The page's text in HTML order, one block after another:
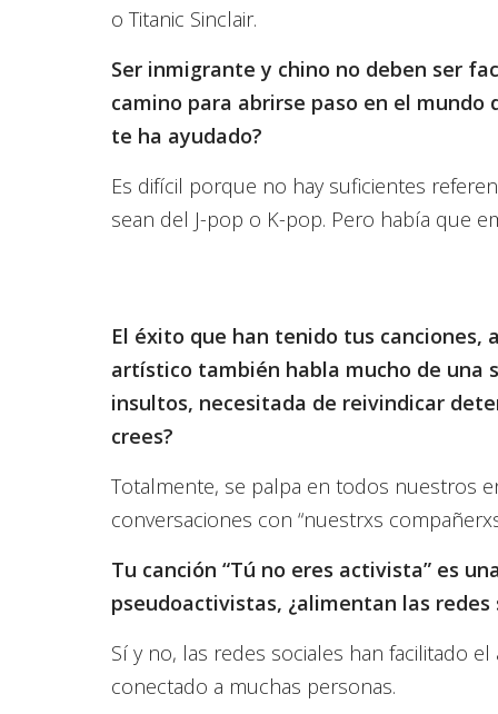
o Titanic Sinclair.
Ser inmigrante y chino no deben ser
camino para abrirse paso en el mundo
te ha ayudado?
Es difícil porque no hay suficientes
sean del J-pop o K-pop. Pero había que
El éxito que han tenido tus canciones,
artístico también habla mucho de una
insultos, necesitada de reivindicar
crees?
Totalmente, se palpa en todos nuestros
conversaciones con “nuestrxs
Tu canción “Tú no eres activista” es
pseudoactivistas, ¿alimentan las
Sí y no, las redes sociales han facilitado el
conectado a muchas personas.